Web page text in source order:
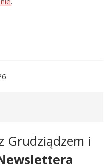
Grudziądzem i